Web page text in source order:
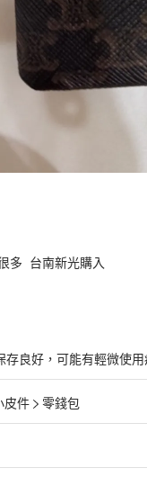
詳情與購買須知
多  台南新光購入
存良好，可能有輕微使
分類資訊
皮件
零錢包
皮件/零錢包推薦
件